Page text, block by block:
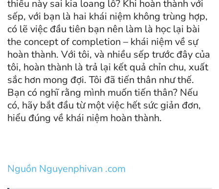
thiếu này sai kia loang lỗ? Khi hoàn thành với
sếp, với bạn là hai khái niệm không trùng hợp,
có lẽ việc đầu tiên bạn nên làm là học lại bài
the concept of completion – khái niệm về sự
hoàn thành. Với tôi, và nhiều sếp trước đây của
tôi, hoàn thành là trả lại kết quả chỉn chu, xuất
sắc hơn mong đợi. Tôi đã tiến thân như thế.
Bạn có nghĩ rằng mình muốn tiến thân? Nếu
có, hãy bắt đầu từ một việc hết sức giản đơn,
hiểu đúng về khái niệm hoàn thành.
Nguồn Nguyenphivan .com